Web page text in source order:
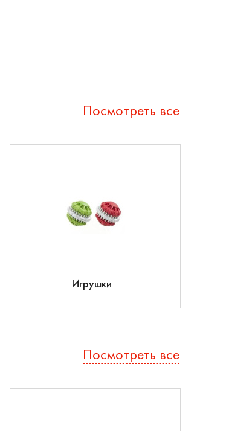
Посмотреть все
Игрушки
Посмотреть все